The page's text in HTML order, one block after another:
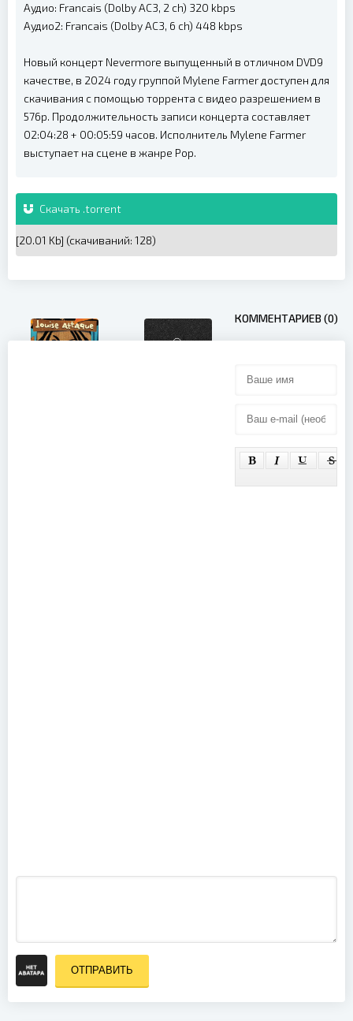
Аудио: Francais (Dolby AC3, 2 ch) 320 kbps
Аудио2: Francais (Dolby AC3, 6 ch) 448 kbps
Новый концерт Nevermore выпущенный в отличном DVD9
качестве, в 2024 году группой Mylene Farmer доступен для
скачивания с помощью торрента с видео разрешением в
576p. Продолжительность записи концерта составляет
02:04:28 + 00:05:59 часов. Исполнитель Mylene Farmer
выступает на сцене в жанре Pop.
Скачать .torrent
[20.01 Kb] (cкачиваний: 128)
КОММЕНТАРИЕВ (0)
ОТПРАВИТЬ